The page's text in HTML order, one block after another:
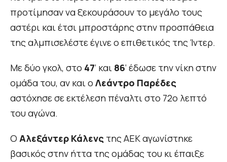
προτίμησαν να ξεκουράσουν το μεγάλο τους
αστέρι και έτσι μπροστάρης στην προσπάθεια
της αλμπισελέστε έγινε ο επιθετικός της Ίντερ.
Με δύο γκολ, στο 47‘ και 86‘ έδωσε την νίκη στην
ομάδα του, αν και ο Λεάντρο Παρέδες
αστόχησε σε εκτέλεση πέναλτι στο 72ο λεπτό
του αγώνα.
Ο Αλεξάντερ Κάλενς της ΑΕΚ αγωνίστηκε
βασικός στην ήττα της ομάδας του κι έπαιξε